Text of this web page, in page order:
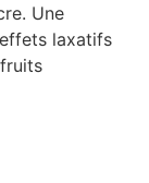
Une
laxatifs